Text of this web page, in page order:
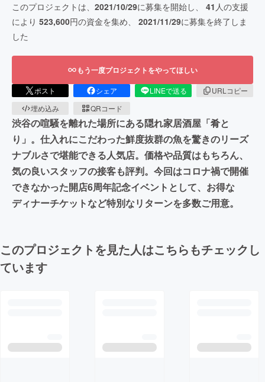
このプロジェクトは、 2021/10/29に募集を開始し、 41 人の支援
により 523,600円の資金を集め、 2021/11/29に募集を終了しま
した
もう一度プロジェクトをやってほしい
ポスト シェア LINEで送る
URLコピー
埋め込み
QRコード
渋谷の喧騒を離れた場所にある隠れ家居酒屋「肴と
り」。仕入れにこだわった鮮度抜群の魚を驚きのリーズ
ナブルさで堪能できる人気店。価格や品質はもちろん、
気の良いスタッフの接客も評判。今回はコロナ禍で開催
できなかった開店6周年記念イベントとして、お得な
ディナーチケットなど特別なリターンを多数ご用意。
このプロジェクトを見た人はこちらもチェックし
ています